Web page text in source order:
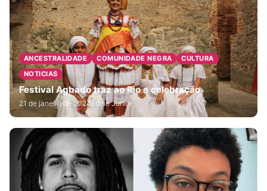
ANCESTRALIDADE COMUNIDADE NEGRA
CULTURA
NOTICIAS
Festival Agbado traz ao Rio a celebração
21 de janeiro de 2024Eddie Junior